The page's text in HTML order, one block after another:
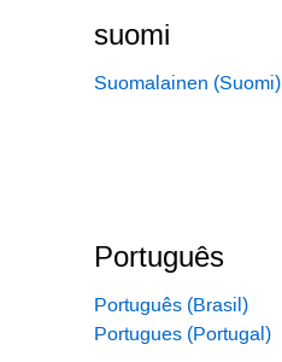
suomi
Suomalainen (Suomi)
Português
Português (Brasil)
Portugues (Portugal)